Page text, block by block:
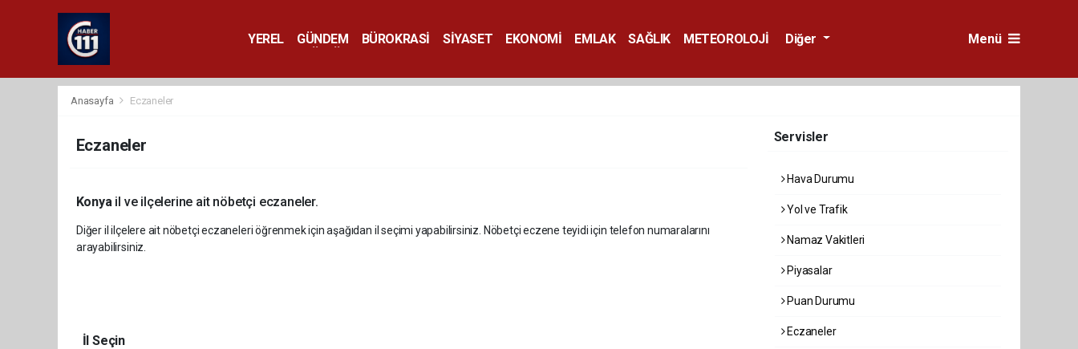
YEREL GÜNDEM BÜROKRASİ SİYASET EKONOMİ EMLAK SAĞLIK
METEOROLOJİ
Diğer Menü
Anasayfa Eczaneler
Eczaneler
Konyail ve ilçelerine ait nöbetçi eczaneler.
Diğer il ilçelere ait nöbetçi eczaneleri öğrenmek için aşağıdan il seçimi yapabilirsiniz. Nöbetçi eczene teyidi için telefon numaralarını
arayabilirsiniz.
İl Seçin
Servisler
Hava Durumu
Yol ve Trafik
Namaz Vakitleri
Piyasalar
Puan Durumu
Eczaneler